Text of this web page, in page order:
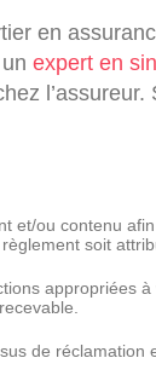
en
expert en
l’assureur.
et/ou contenu afin
soit
appropriées
de réclamation